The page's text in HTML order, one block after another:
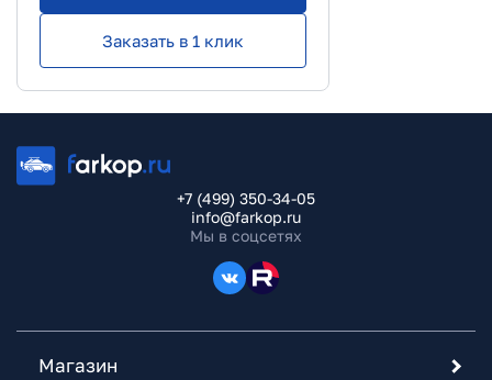
Заказать в 1 клик
+7 (499) 350-34-05
info@farkop.ru
Мы в соцсетях
Магазин